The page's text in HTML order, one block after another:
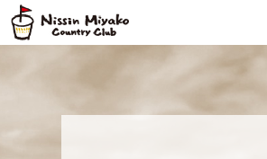
コンテンツへスキップ
メインナビゲーション